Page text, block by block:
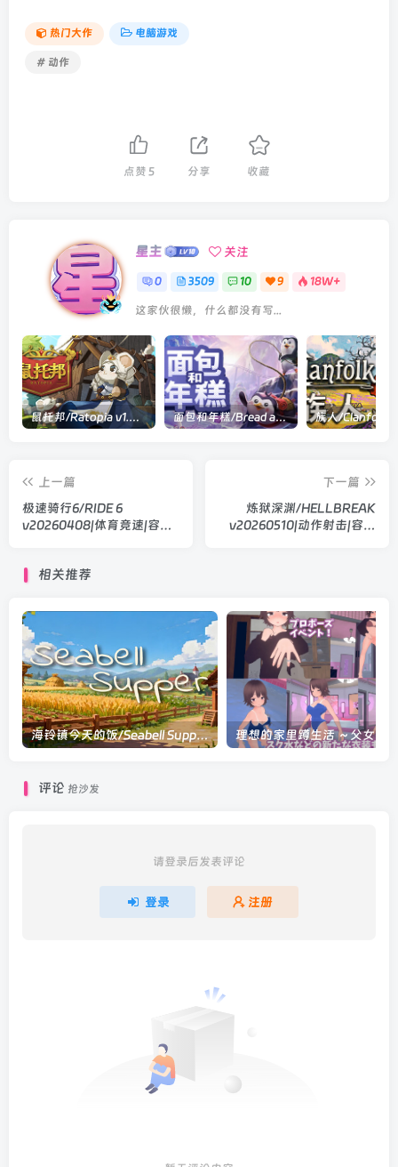
热门大作 电脑游戏
# 动作
点赞 5 分享 收藏
星主 关注
0 3509 10 9 18W+
这家伙很懒，什么都没有写...
鼠托邦/Ratopia v1.0.0530|策略模拟|容量2.9GB|官方中文版 面包和年糕/Bread and Fred Build.21411256|动作冒险|容量1.1GB|官方中文版
上一篇
极速骑行6/RIDE 6
v20260408|体育竞速|容量
下一篇
炼狱深渊/HELLBREAK
v20260510|动作射击|容量
相关推荐
海铃镇今天的饭/Seabell Supper Build.24185316|休闲益智|容量278MB|官方中文版
评论 抢沙发
请登录后发表评论
登录 注册